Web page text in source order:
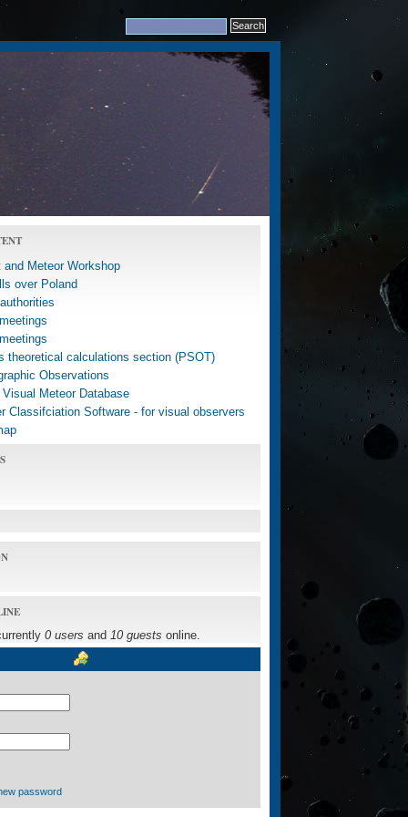
and Meteor Workshop
over Poland
theoretical calculations section (PSOT)
Observations
Meteor Database
Classifciation Software - for visual observers
0 users and 10 guests online.
password